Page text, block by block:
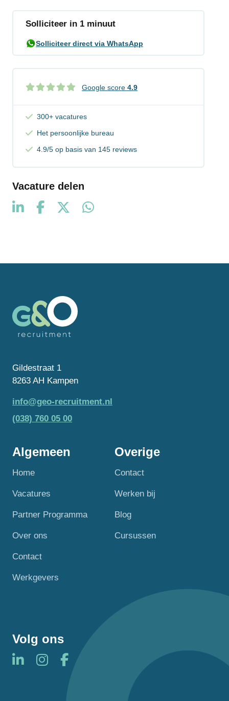
Solliciteer in 1 minuut
Solliciteer direct via WhatsApp
Google score 4.9
300+ vacatures
Het persoonlijke bureau
4.9/5 op basis van 145 reviews
Vacature delen
Gildestraat 1
8263 AH Kampen
info@geo-recruitment.nl
(038) 760 05 00
Algemeen
Home
Vacatures
Partner Programma
Over ons
Contact
Werkgevers
Overige
Contact
Werken bij
Blog
Cursussen
Volg ons